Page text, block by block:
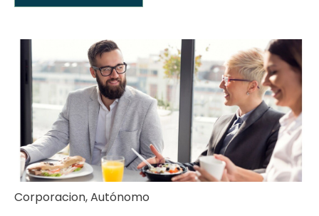
Corporacion,Autónomo